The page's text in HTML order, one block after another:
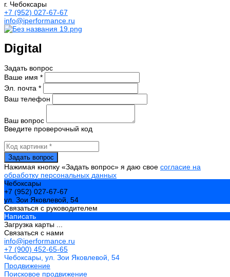
г. Чебоксары
+7 (952) 027-67-67
info@iperformance.ru
Digital
Задать вопрос
Ваше имя *
Эл. почта *
Ваш телефон
Ваш вопрос
Введите проверочный код
Нажимая кнопку «Задать вопрос» я даю свое согласие на
обработку персональных данных
Чебоксары
+7 (952) 027-67-67
ул. Зои Яковлевой, 54
Связаться с руководителем
Написать
Загрузка карты ...
Связаться с нами
info@iperformance.ru
+7 (900) 452-65-65
Чебоксары, ул. Зои Яковлевой, 54
Продвижение
Поисковое продвижение